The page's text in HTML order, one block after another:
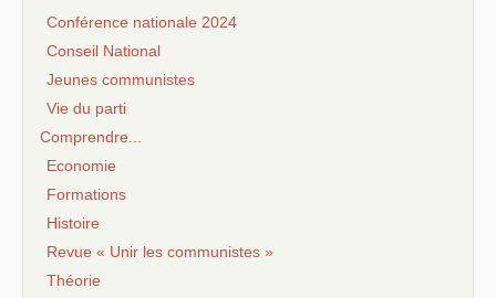
Conférence nationale 2024
Conseil National
Jeunes communistes
Vie du parti
Comprendre...
Economie
Formations
Histoire
Revue « Unir les communistes »
Théorie